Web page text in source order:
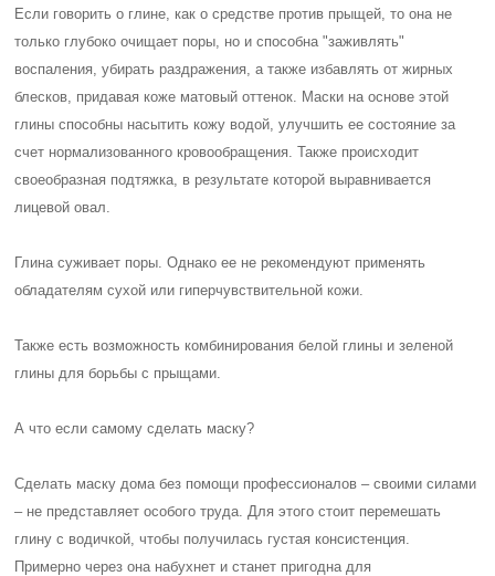
Если говорить о глине, как о средстве против прыщей, то она не
только глубоко очищает поры, но и способна "заживлять"
воспаления, убирать раздражения, а также избавлять от жирных
блесков, придавая коже матовый оттенок. Маски на основе этой
глины способны насытить кожу водой, улучшить ее состояние за
счет нормализованного кровообращения. Также происходит
своеобразная подтяжка, в результате которой выравнивается
лицевой овал.
Глина суживает поры. Однако ее не рекомендуют применять
обладателям сухой или гиперчувствительной кожи.
Также есть возможность комбинирования белой глины и зеленой
глины для борьбы с прыщами.
А что если самому сделать маску?
Сделать маску дома без помощи профессионалов – своими силами
– не представляет особого труда. Для этого стоит перемешать
глину с водичкой, чтобы получилась густая консистенция.
Примерно через она набухнет и станет пригодна для